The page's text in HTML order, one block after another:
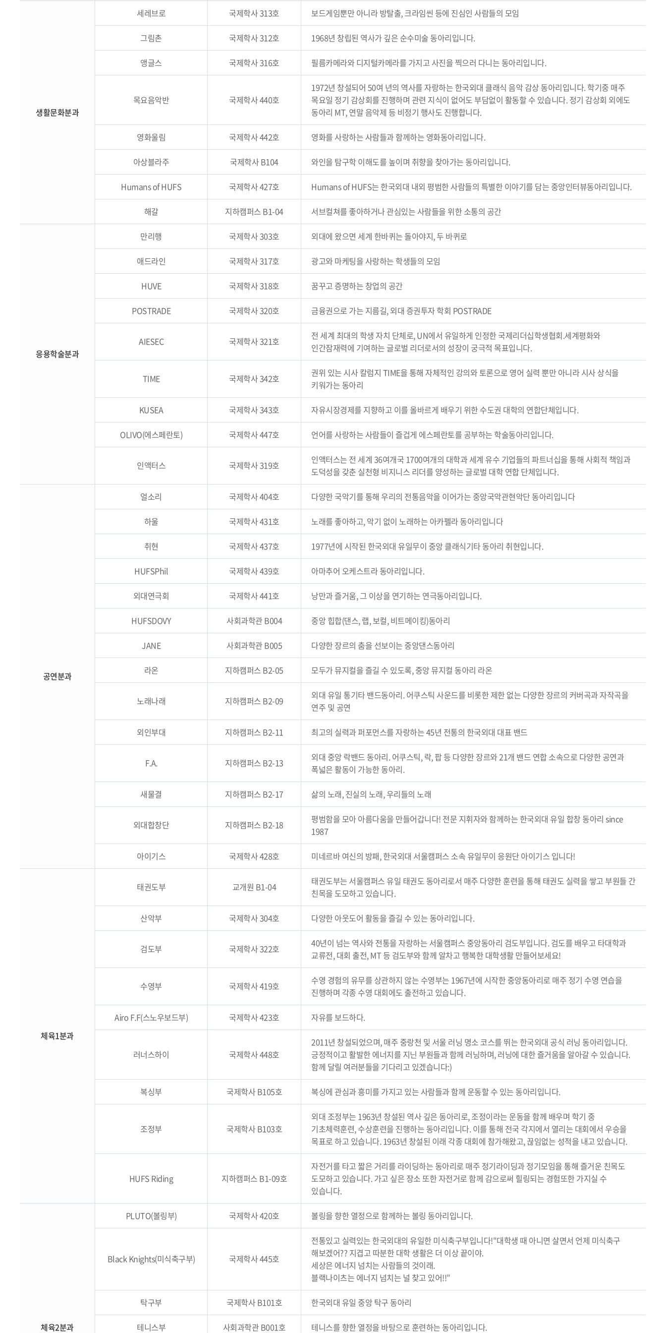
생활문화분과
세레브로 국제학사 313호 보드게임뿐만 아니라 방탈출, 크라임씬 등에 진심인 사람들의 모임
그림촌 국제학사 312호 1968년 창립된 역사가 깊은 순수미술 동아리입니다.
앵글스 국제학사 316호 필름카메라와 디지털카메라를 가지고 사진을 찍으러 다니는 동아리입니다.
목요음악반 국제학사 440호
1972년 창설되어 50여 년의 역사를 자랑하는 한국외대 클래식 음악 감상 동아리입니다. 학기중 매주
목요일 정기 감상회를 진행하며 관련 지식이 없어도 부담없이 활동할 수 있습니다. 정기 감상회 외에도
동아리 MT, 연말 음악제 등 비정기 행사도 진행합니다.
영화울림 국제학사 442호 영화를 사랑하는 사람들과 함께하는 영화동아리입니다.
아상블라주 국제학사 B104 와인을 탐구학 이해도를 높이며 취향을 찾아가는 동아리입니다.
Humans of HUFS 국제학사 427호 Humans of HUFS는 한국외대 내외 평범한 사람들의 특별한 이야기를 담는 중앙인터뷰동아리입니다.
해갈 지하캠퍼스 B1-04 서브컬쳐를 좋아하거나 관심있는 사람들을 위한 소통의 공간
응용학술분과
만리행 국제학사 303호 외대에 왔으면 세계 한바퀴는 돌아야지, 두 바퀴로
애드라인 국제학사 317호 광고와 마케팅을 사랑하는 학생들의 모임
HUVE 국제학사 318호 꿈꾸고 증명하는 창업의 공간
POSTRADE 국제학사 320호 금융권으로 가는 지름길, 외대 증권투자 학회 POSTRADE
AIESEC 국제학사 321호
전 세계 최대의 학생 자치 단체로, UN에서 유일하게 인정한 국제리더십학생협회.세계평화와
인간잠재력에 기여하는 글로벌 리더로서의 성장이 궁극적 목표입니다.
TIME 국제학사 342호
권위 있는 시사 칼럼지 TIME을 통해 자체적인 강의와 토론으로 영어 실력 뿐만 아니라 시사 상식을
키워가는 동아리
KUSEA 국제학사 343호 자유시장경제를 지향하고 이를 올바르게 배우기 위한 수도권 대학의 연합단체입니다.
OLIVO(에스페란토) 국제학사 447호 언어를 사랑하는 사람들이 즐겁게 에스페란토를 공부하는 학술동아리입니다.
인액터스 국제학사 319호
인액터스는 전 세계 36여개국 1700여개의 대학과 세계 유수 기업들의 파트너십을 통해 사회적 책임과
도덕성을 갖춘 실천형 비지니스 리더를 양성하는 글로벌 대학 연합 단체입니다.
공연분과
얼소리 국제학사 404호 다양한 국악기를 통해 우리의 전통음악을 이어가는 중앙국악관현악단 동아리입니다
하울 국제학사 431호 노래를 좋아하고, 악기 없이 노래하는 아카펠라 동아리입니다
취현 국제학사 437호 1977년에 시작된 한국외대 유일무이 중앙 클래식기타 동아리 취현입니다.
HUFSPhil 국제학사 439호 아마추어 오케스트라 동아리입니다.
외대연극회 국제학사 441호 낭만과 즐거움, 그 이상을 연기하는 연극동아리입니다.
HUFSDOVY 사회과학관 B004 중앙 힙합(댄스, 랩, 보컬, 비트메이킹)동아리
JANE 사회과학관 B005 다양한 장르의 춤을 선보이는 중앙댄스동아리
라온 지하캠퍼스 B2-05 모두가 뮤지컬을 즐길 수 있도록, 중앙 뮤지컬 동아리 라온
노래나래 지하캠퍼스 B2-09
외대 유일 통기타 밴드동아리. 어쿠스틱 사운드를 비롯한 제한 없는 다양한 장르의 커버곡과 자작곡을
연주 및 공연
외인부대 지하캠퍼스 B2-11 최고의 실력과 퍼포먼스를 자랑하는 45년 전통의 한국외대 대표 밴드
F.A. 지하캠퍼스 B2-13
외대 중앙 락밴드 동아리. 어쿠스틱, 락, 팝 등 다양한 장르와 21개 밴드 연합 소속으로 다양한 공연과
폭넓은 활동이 가능한 동아리.
새물결 지하캠퍼스 B2-17 삶의 노래, 진실의 노래, 우리들의 노래
외대합창단 지하캠퍼스 B2-18
평범함을 모아 아름다움을 만들어갑니다! 전문 지휘자와 함께하는 한국외대 유일 합창 동아리 since
1987
아이기스 국제학사 428호 미네르바 여신의 방패, 한국외대 서울캠퍼스 소속 유일무이 응원단 아이기스 입니다!
체육1분과
태권도부 교개원 B1-04
태권도부는 서울캠퍼스 유일 태권도 동아리로서 매주 다양한 훈련을 통해 태권도 실력을 쌓고 부원들 간
친목을 도모하고 있습니다.
산악부 국제학사 304호 다양한 아웃도어 활동을 즐길 수 있는 동아리입니다.
검도부 국제학사 322호
40년이 넘는 역사와 전통을 자랑하는 서울캠퍼스 중앙동아리 검도부입니다. 검도를 배우고 타대학과
교류전, 대회 출전, MT 등 검도부와 함께 알차고 행복한 대학생활 만들어보세요!
수영부 국제학사 419호
수영 경험의 유무를 상관하지 않는 수영부는 1967년에 시작한 중앙동아리로 매주 정기 수영 연습을
진행하며 각종 수영 대회에도 출전하고 있습니다.
Airo F.F(스노우보드부) 국제학사 423호 자유를 보드하다.
러너스하이 국제학사 448호
2011년 창설되었으며, 매주 중랑천 및 서울 러닝 명소 코스를 뛰는 한국외대 공식 러닝 동아리입니다.
긍정적이고 활발한 에너지를 지닌 부원들과 함께 러닝하며, 러닝에 대한 즐거움을 알아갈 수 있습니다.
함께 달릴 여러분들을 기다리고 있겠습니다:)
복싱부 국제학사 B105호 복싱에 관심과 흥미를 가지고 있는 사람들과 함께 운동할 수 있는 동아리입니다.
조정부 국제학사 B103호
외대 조정부는 1963년 창설된 역사 깊은 동아리로, 조정이라는 운동을 함께 배우며 학기 중
기초체력훈련, 수상훈련을 진행하는 동아리입니다. 이를 통해 전국 각지에서 열리는 대회에서 우승을
목표로 하고 있습니다. 1963년 창설된 이래 각종 대회에 참가해왔고, 끊임없는 성적을 내고 있습니다.
HUFS Riding 지하캠퍼스 B1-09호
자전거를 타고 짧은 거리를 라이딩하는 동아리로 매주 정기라이딩과 정기모임을 통해 즐거운 친목도
도모하고 있습니다. 가고 싶은 장소 또한 자전거로 함께 감으로써 힐링되는 경험또한 가지실 수
있습니다.
체육2분과
PLUTO(볼링부) 국제학사 420호 볼링을 향한 열정으로 함께하는 볼링 동아리입니다.
Black Knights(미식축구부) 국제학사 445호
전통있고 실력있는 한국외대의 유일한 미식축구부입니다!"대학생 때 아니면 살면서 언제 미식축구
해보겠어?? 지겹고 따분한 대학 생활은 더 이상 끝이야.
세상은 에너지 넘치는 사람들의 것이래.
블랙나이츠는 에너지 넘치는 널 찾고 있어!!”
탁구부 국제학사 B101호 한국외대 유일 중앙 탁구 동아리
테니스부 사회과학관 B001호 테니스를 향한 열정을 바탕으로 훈련하는 동아리입니다.